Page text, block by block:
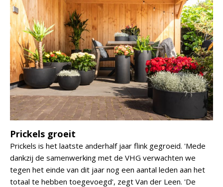
Prickels groeit
Prickels is het laatste anderhalf jaar flink gegroeid. 'Mede
dankzij de samenwerking met de VHG verwachten we
tegen het einde van dit jaar nog een aantal leden aan het
totaal te hebben toegevoegd', zegt Van der Leen. 'De